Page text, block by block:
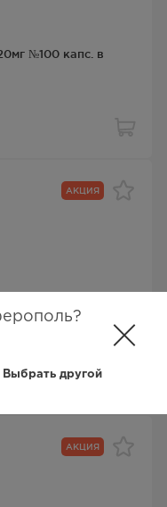
Выбрать другой
№100 капс. в
АКЦИЯ
№50 капс. в
АКЦИЯ